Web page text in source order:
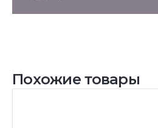
Похожие товары